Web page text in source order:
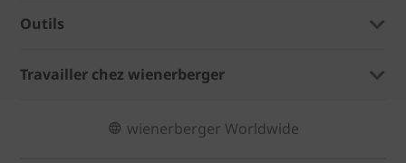
Outils
Travailler chez wienerberger
wienerberger Worldwide